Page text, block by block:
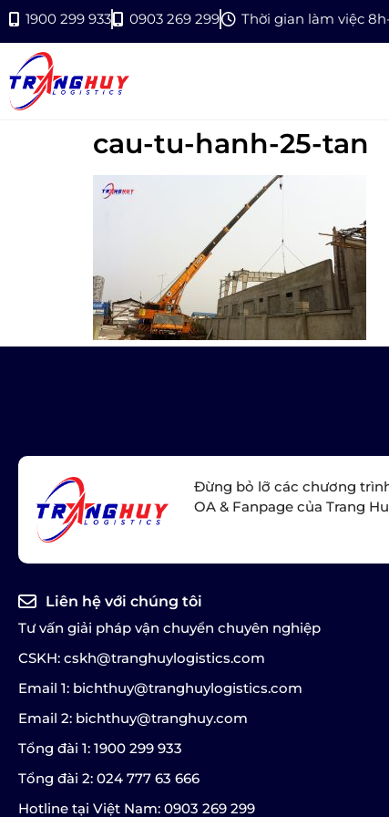
1900 299 933 0903 269 299 Thời gian làm việc
cau-tu-hanh-25-tan
Đừng bỏ lỡ các chương
OA & Fanpage của Trang
Liên hệ với chúng tôi
Tư vấn giải pháp vận chuyển chuyên nghiệp
CSKH: cskh@tranghuylogistics.com
Email 1: bichthuy@tranghuylogistics.com
Email 2: bichthuy@tranghuy.com
Tổng đài 1: 1900 299 933
Tổng đài 2: 024 777 63 666
Hotline tại Việt Nam: 0903 269 299